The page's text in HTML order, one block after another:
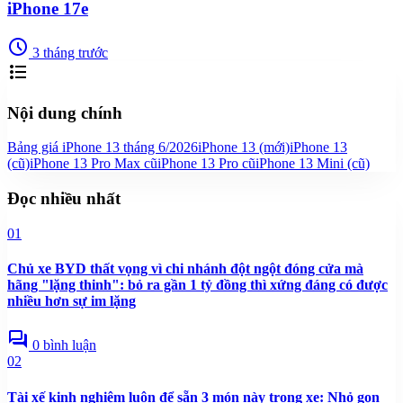
iPhone 17e
schedule 3 tháng trước
format_list_bulleted
Nội dung chính
Bảng giá iPhone 13 tháng 6/2026iPhone 13 (mới)iPhone 13
(cũ)iPhone 13 Pro Max cũiPhone 13 Pro cũiPhone 13 Mini (cũ)
Đọc nhiều nhất
01
Chủ xe BYD thất vọng vì chi nhánh đột ngột đóng cửa mà
hãng "lặng thinh": bỏ ra gần 1 tỷ đồng thì xứng đáng có được
nhiều hơn sự im lặng
forum 0 bình luận
02
Tài xế kinh nghiệm luôn để sẵn 3 món này trong xe: Nhỏ gọn